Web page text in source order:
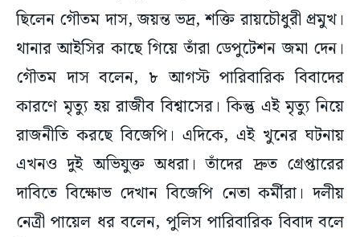
ছিলেন গৌতম দাস, জয়ন্ত ভদ্র, শক্তি রায়চৌধুরী প্রমুখ।
থানার আইসির কাছে গিয়ে তাঁরা ডেপুটেশন জমা দেন।
গৌতম দাস বলেন, ৮ আগস্ট পারিবারিক বিবাদের
কারণে মৃত্যু হয় রাজীব বিশ্বাসের। কিন্তু এই মৃত্যু নিয়ে
রাজনীতি করছে বিজেপি। এদিকে, এই খুনের ঘটনায়
এখনও দুই অভিযুক্ত অধরা। তাঁদের দ্রুত গ্রেপ্তারের
দাবিতে বিক্ষোভ দেখান বিজেপি নেতা কর্মীরা। দলীয়
নেত্রী পায়েল ধর বলেন, পুলিস পারিবারিক বিবাদ বলে